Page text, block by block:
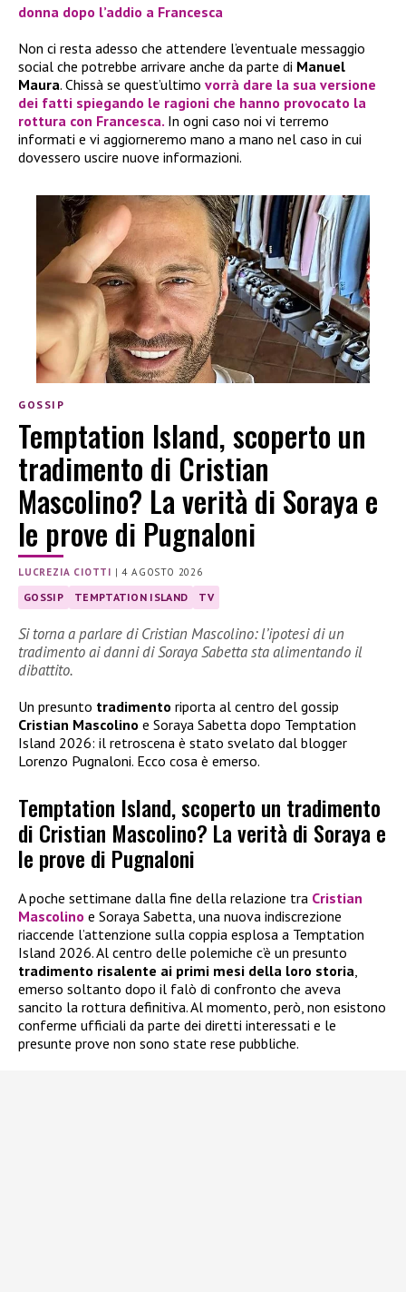
donna dopo l’addio a Francesca
Non ci resta adesso che attendere l’eventuale messaggio
social che potrebbe arrivare anche da parte di Manuel
Maura. Chissà se quest’ultimo vorrà dare la sua versione
dei fatti spiegando le ragioni che hanno provocato la
rottura con Francesca. In ogni caso noi vi terremo
informati e vi aggiorneremo mano a mano nel caso in cui
dovessero uscire nuove informazioni.
GOSSIP
Temptation Island, scoperto un
tradimento di Cristian
Mascolino? La verità di Soraya e
le prove di Pugnaloni
LUCREZIA CIOTTI |4 AGOSTO 2026
GOSSIP TEMPTATION ISLAND TV
Si torna a parlare di Cristian Mascolino: l’ipotesi di un
tradimento ai danni di Soraya Sabetta sta alimentando il
dibattito.
Un presunto tradimento riporta al centro del gossip
Cristian Mascolino e Soraya Sabetta dopo Temptation
Island 2026: il retroscena è stato svelato dal blogger
Lorenzo Pugnaloni. Ecco cosa è emerso.
Temptation Island, scoperto un tradimento
di Cristian Mascolino? La verità di Soraya e
le prove di Pugnaloni
A poche settimane dalla fine della relazione tra Cristian
Mascolino e Soraya Sabetta, una nuova indiscrezione
riaccende l’attenzione sulla coppia esplosa a Temptation
Island 2026. Al centro delle polemiche c’è un presunto
tradimento risalente ai primi mesi della loro storia
emerso soltanto dopo il falò di confronto che aveva
sancito la rottura definitiva. Al momento, però, non esistono
conferme ufficiali da parte dei diretti interessati e le
presunte prove non sono state rese pubbliche.